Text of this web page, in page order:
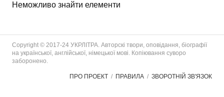
Твори англійською
БІОГРАФІЇ
Українські письменники
Неможливо знайти елементи
Copyright © 2017-24 УКРЛІТРА. Авторскі твори, оповідання, біографії
на української, англійської, німецької мові. Копіювання суворо
заборонено.
ПРО ПРОЕКТ ПРАВИЛА ЗВОРОТНІЙ ЗВ'ЯЗОК